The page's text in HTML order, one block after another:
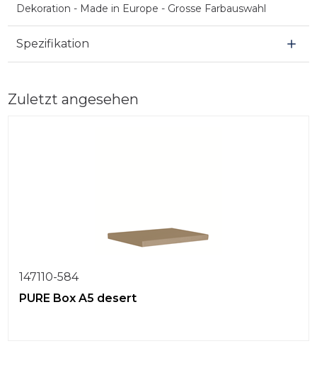
Dekoration - Made in Europe - Grosse Farbauswahl
Spezifikation
Zuletzt angesehen
147110-584
PURE Box A5 desert